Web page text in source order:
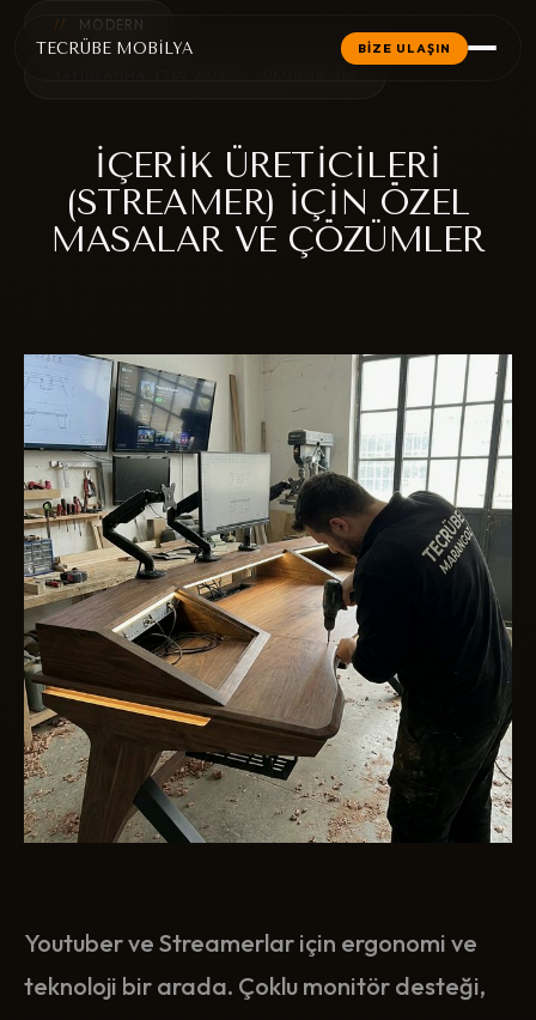
TECRÜBE MOBİLYA BİZE ULAŞIN
// MODERN
İÇERIK ÜRETICILERI
(STREAMER) İÇIN ÖZEL
MASALAR VE ÇÖZÜMLER
Youtuber ve Streamerlar için ergonomi ve
teknoloji bir arada. Çoklu monitör desteği,